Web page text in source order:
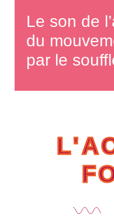
Le son de
du
par le